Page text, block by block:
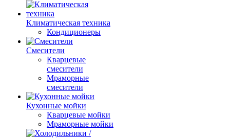
Климатическая техника
Кондиционеры
Смесители
Кварцевые
смесители
Мраморные
смесители
Кухонные мойки
Кварцевые мойки
Мраморные мойки